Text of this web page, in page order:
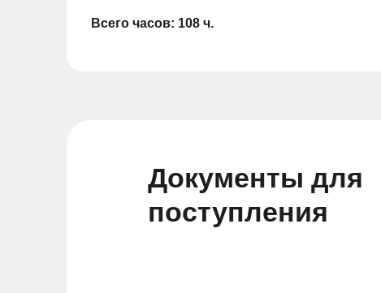
Всего часов: 108 ч.
Документы для
поступления